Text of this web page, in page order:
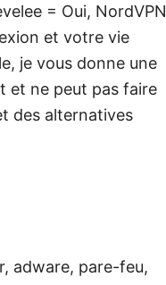
= Oui, NordVPN
et votre vie
je vous donne une
et ne peut pas faire
des alternatives
adware, pare-feu,